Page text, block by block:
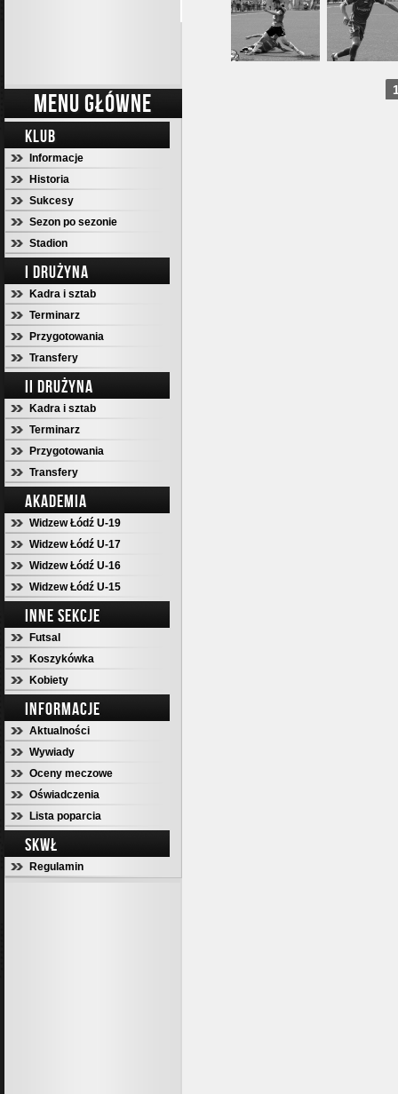
MENU GŁÓWNE
KLUB
Informacje
Historia
Sukcesy
Sezon po sezonie
Stadion
I DRUŻYNA
Kadra i sztab
Terminarz
Przygotowania
Transfery
II DRUŻYNA
Kadra i sztab
Terminarz
Przygotowania
Transfery
AKADEMIA
Widzew Łódź U-19
Widzew Łódź U-17
Widzew Łódź U-16
Widzew Łódź U-15
INNE SEKCJE
Futsal
Koszykówka
Kobiety
INFORMACJE
Aktualności
Wywiady
Oceny meczowe
Oświadczenia
Lista poparcia
SKWŁ
Regulamin